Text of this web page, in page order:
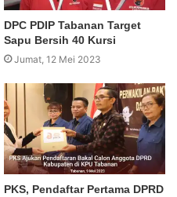
DPC PDIP Tabanan Target
Sapu Bersih 40 Kursi
Jumat, 12 Mei 2023
PKS, Pendaftar Pertama DPRD